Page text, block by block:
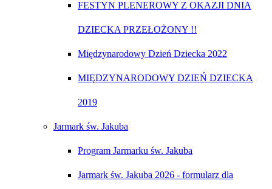
FESTYN PLENEROWY Z OKAZJI DNIA
DZIECKA PRZEŁOŻONY !!
Międzynarodowy Dzień Dziecka 2022
MIĘDZYNARODOWY DZIEŃ DZIECKA
2019
Jarmark św. Jakuba
Program Jarmarku św. Jakuba
Jarmark św. Jakuba 2026 - formularz dla